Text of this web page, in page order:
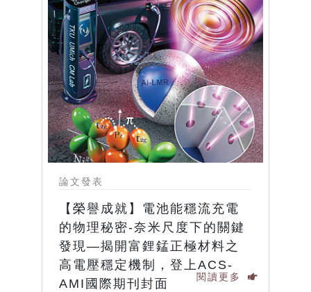
論文發表
【榮譽成就】電池能穩流充電
的物理秘密-奈米尺度下的關鍵
發現—揭開富鋰錳正極材料之
高電壓穩定機制，登上ACS-
AMI國際期刊封面
閱讀更多